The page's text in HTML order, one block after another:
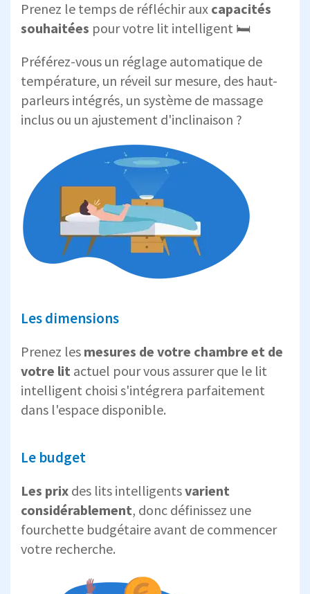
Prenez le temps de réfléchir aux capacités
souhaitées pour votre lit intelligent 🛏️
Préférez-vous un réglage automatique de
température, un réveil sur mesure, des haut-
parleurs intégrés, un système de massage
inclus ou un ajustement d'inclinaison ?
Les dimensions
Prenez les mesures de votre chambre et de
votre lit actuel pour vous assurer que le lit
intelligent choisi s'intégrera parfaitement
dans l'espace disponible.
Le budget
Les prix des lits intelligentsvarient
considérablement, donc définissez une
fourchette budgétaire avant de commencer
votre recherche.